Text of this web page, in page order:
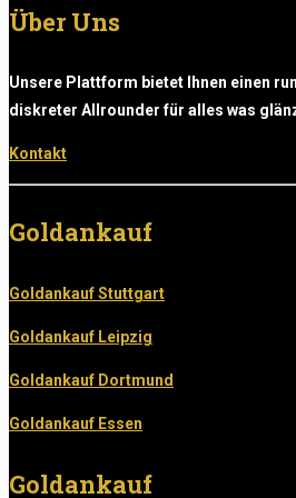
Über Uns
Unsere Plattform bietet Ihnen einen
diskreter Allrounder für alles was
Kontakt
Goldankauf
Goldankauf Stuttgart
Goldankauf Leipzig
Goldankauf Dortmund
Goldankauf Essen
Goldankauf